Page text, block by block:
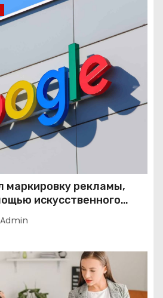
маркировку рекламы,
искусственного
Admin